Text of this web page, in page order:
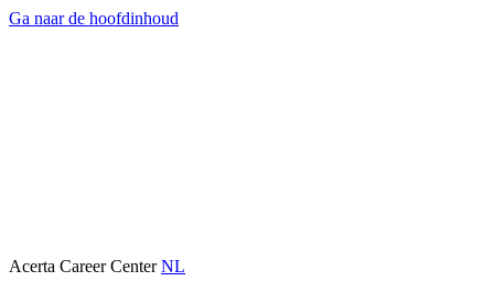
Ga naar de hoofdinhoud
Acerta Career Center NL